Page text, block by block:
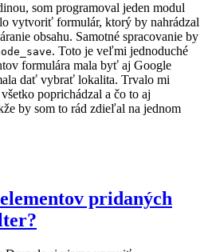
som programoval jeden modul
vytvoriť formulár, ktorý by nahrádzal
obsahu. Samotné spracovanie by
. Toto je veľmi jednoduché
formulára mala byť aj Google
dať vybrať lokalita. Trvalo mi
poprichádzal a čo to aj
by som to rád zdieľal na jednom
pridaných